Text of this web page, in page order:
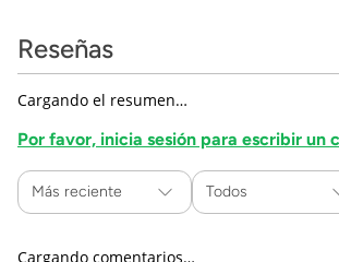
Reseñas
Cargando el resumen…
Por favor, inicia sesión para escribir un
Más reciente Todos
Cargando comentarios…